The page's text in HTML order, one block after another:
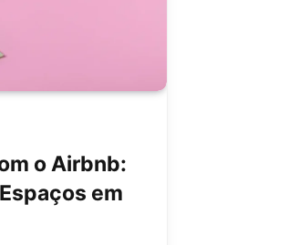
o Airbnb:
em